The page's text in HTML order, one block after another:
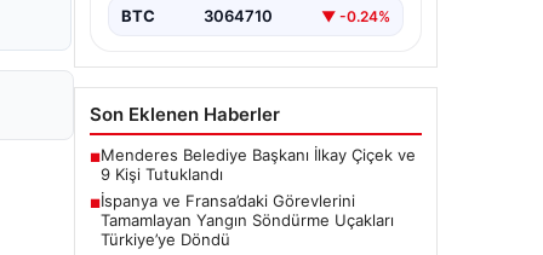
BTC 3064710 ▼ -0.24%
Son Eklenen Haberler
■Menderes Belediye Başkanı İlkay Çiçek ve
9 Kişi Tutuklandı
■İspanya ve Fransa’daki Görevlerini
Tamamlayan Yangın Söndürme Uçakları
Türkiye’ye Döndü